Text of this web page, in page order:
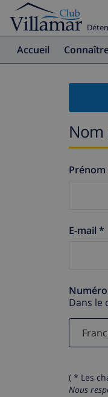
Accueil
Nom
E-mail *
Dans le
( * Les
Nous